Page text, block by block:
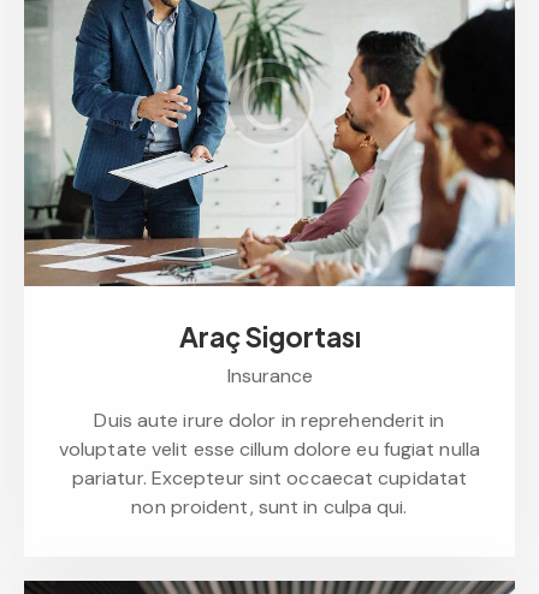
Araç Sigortası
Insurance
Duis aute irure dolor in reprehenderit in
voluptate velit esse cillum dolore eu fugiat nulla
pariatur. Excepteur sint occaecat cupidatat
non proident, sunt in culpa qui.